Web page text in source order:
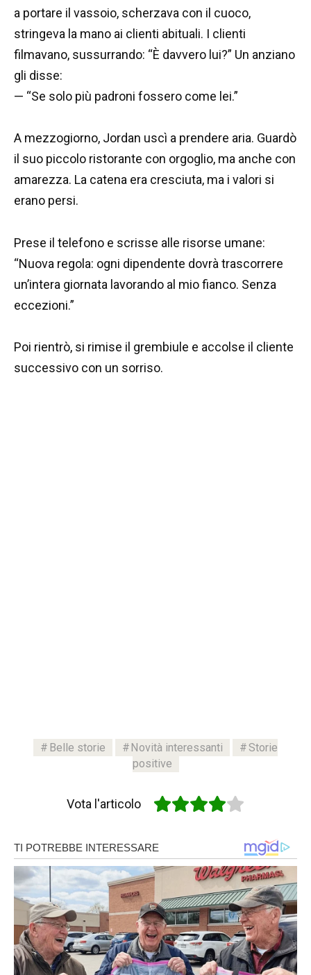
a portare il vassoio, scherzava con il cuoco,
stringeva la mano ai clienti abituali. I clienti
filmavano, sussurrando: “È davvero lui?” Un anziano
gli disse:
— “Se solo più padroni fossero come lei.”
A mezzogiorno, Jordan uscì a prendere aria. Guardò
il suo piccolo ristorante con orgoglio, ma anche con
amarezza. La catena era cresciuta, ma i valori si
erano persi.
Prese il telefono e scrisse alle risorse umane:
“Nuova regola: ogni dipendente dovrà trascorrere
un’intera giornata lavorando al mio fianco. Senza
eccezioni.”
Poi rientrò, si rimise il grembiule e accolse il cliente
successivo con un sorriso.
Belle storie Novità interessanti
Storie
positive
Vota l'articolo